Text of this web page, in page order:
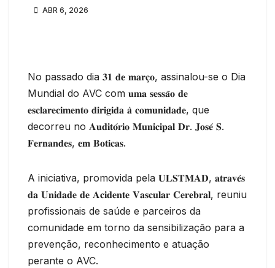
ABR 6, 2026
No passado dia 𝟑𝟏 𝐝𝐞 𝐦𝐚𝐫𝐜̧𝐨, assinalou-se o Dia
Mundial do AVC com 𝐮𝐦𝐚 𝐬𝐞𝐬𝐬𝐚̃𝐨 𝐝𝐞
𝐞𝐬𝐜𝐥𝐚𝐫𝐞𝐜𝐢𝐦𝐞𝐧𝐭𝐨 𝐝𝐢𝐫𝐢𝐠𝐢𝐝𝐚 𝐚̀ 𝐜𝐨𝐦𝐮𝐧𝐢𝐝𝐚𝐝𝐞, que
decorreu no 𝐀𝐮𝐝𝐢𝐭𝐨́𝐫𝐢𝐨 𝐌𝐮𝐧𝐢𝐜𝐢𝐩𝐚𝐥 𝐃𝐫. 𝐉𝐨𝐬𝐞́ 𝐒.
𝐅𝐞𝐫𝐧𝐚𝐧𝐝𝐞𝐬, 𝐞𝐦 𝐁𝐨𝐭𝐢𝐜𝐚𝐬.
A iniciativa, promovida pela 𝐔𝐋𝐒𝐓𝐌𝐀𝐃, 𝐚𝐭𝐫𝐚𝐯𝐞́𝐬
𝐝𝐚 𝐔𝐧𝐢𝐝𝐚𝐝𝐞 𝐝𝐞 𝐀𝐜𝐢𝐝𝐞𝐧𝐭𝐞 𝐕𝐚𝐬𝐜𝐮𝐥𝐚𝐫 𝐂𝐞𝐫𝐞𝐛𝐫𝐚𝐥, reuniu
profissionais de saúde e parceiros da
comunidade em torno da sensibilização para a
prevenção, reconhecimento e atuação
perante o AVC.